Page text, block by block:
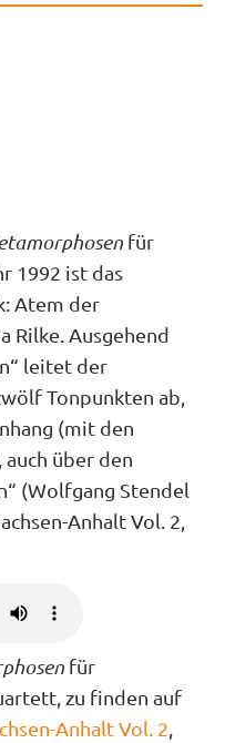
für
1992 ist das
Atem der
Rilke. Ausgehend
leitet der
Tonpunkten ab,
(mit den
über den
(Wolfgang Stendel
Anhalt Vol. 2,
für
zu finden auf
Anhalt Vol. 2,